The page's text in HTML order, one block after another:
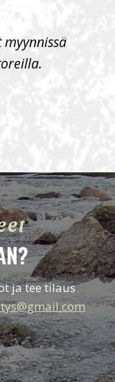
ja tee tilaus